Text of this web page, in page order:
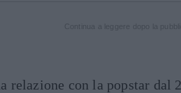
relazione con la popstar dal